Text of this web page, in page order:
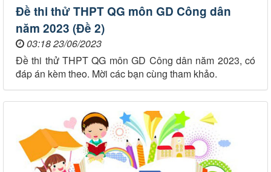
Đề thi thử THPT QG môn GD Công dân
năm 2023 (Đề 2)
03:18 23/06/2023
Đề thi thử THPT QG môn GD Công dân năm 2023, có
đáp án kèm theo. Mời các bạn cùng tham khảo.